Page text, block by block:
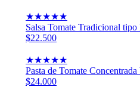
★★★★★
Salsa Tomate Tradicional
$22.500
★★★★★
Pasta de Tomate
$24.000